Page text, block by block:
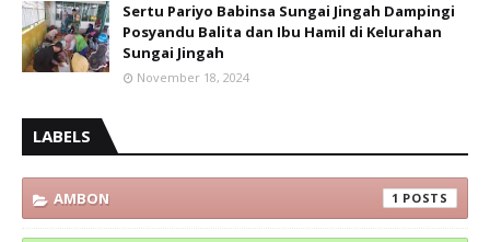
Sertu Pariyo Babinsa Sungai Jingah Dampingi
Posyandu Balita dan Ibu Hamil di Kelurahan
Sungai Jingah
November 18, 2024
LABELS
AMBON 1